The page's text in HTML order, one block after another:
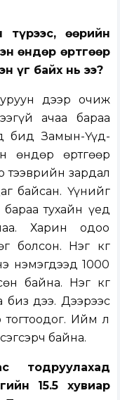
түрээс, өөрийн
өндөр өртгөөр
үг байх нь ээ?
дээр очиж
ачаа бараа
бид Замын-Үүд-
өндөр өртгөөр
тээврийн зардал
байсан. Үүнийг
тухайн үед
Харин одоо
болсон. Нэг кг
нэмэгдээд 1000
байна. Нэг кг
биз дээ. Дээрээс
Ийм л
байна.
тодруулахад
15.5 хувиар